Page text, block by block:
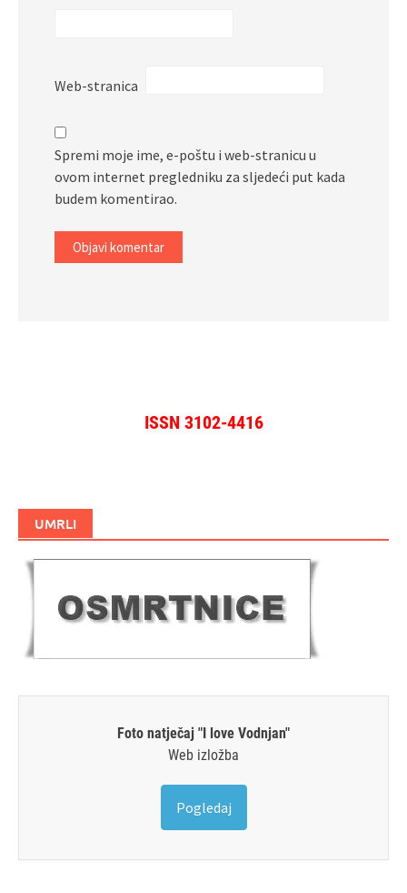
Web-stranica
Spremi moje ime, e-poštu i web-stranicu u
ovom internet pregledniku za sljedeći put kada
budem komentirao.
ISSN 3102-4416
UMRLI
Foto natječaj "I love Vodnjan"
Web izložba
Pogledaj